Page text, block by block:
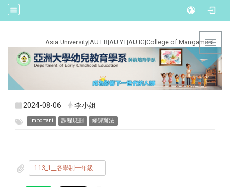
Asia University|AU FB|AU YT|AU IG|College of Mangament
2024-08-06 李小姐
important 課程規劃 修課辦法
113_1__各學制一年級_新生選課公告.pdf